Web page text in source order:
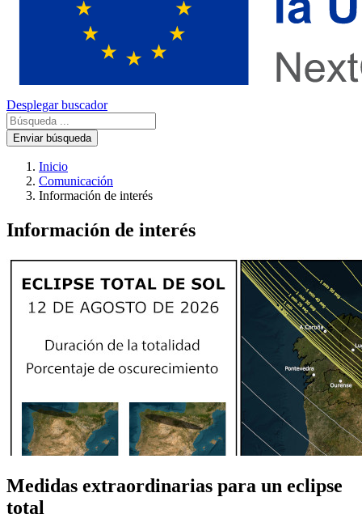
Desplegar buscador
Enviar búsqueda
Inicio
Comunicación
Información de interés
Información de interés
Medidas extraordinarias para un eclipse
total